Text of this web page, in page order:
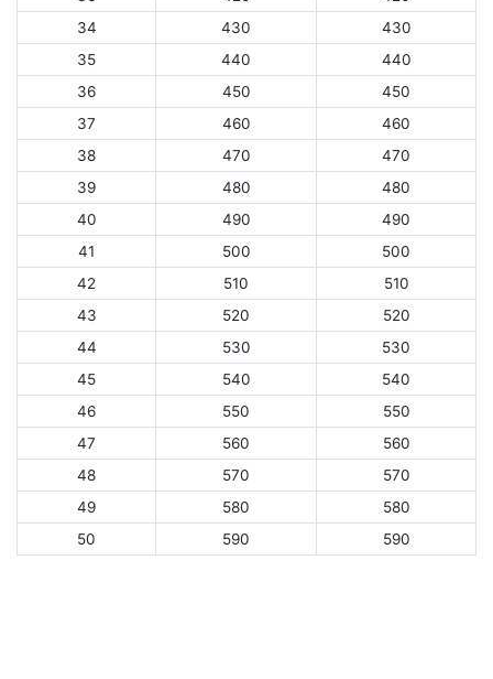
34
430
430
35
440
440
36
450
450
37
460
460
38
470
470
39
480
480
40
490
490
41
500
500
42
510
510
43
520
520
44
530
530
45
540
540
46
550
550
47
560
560
48
570
570
49
580
580
50
590 590